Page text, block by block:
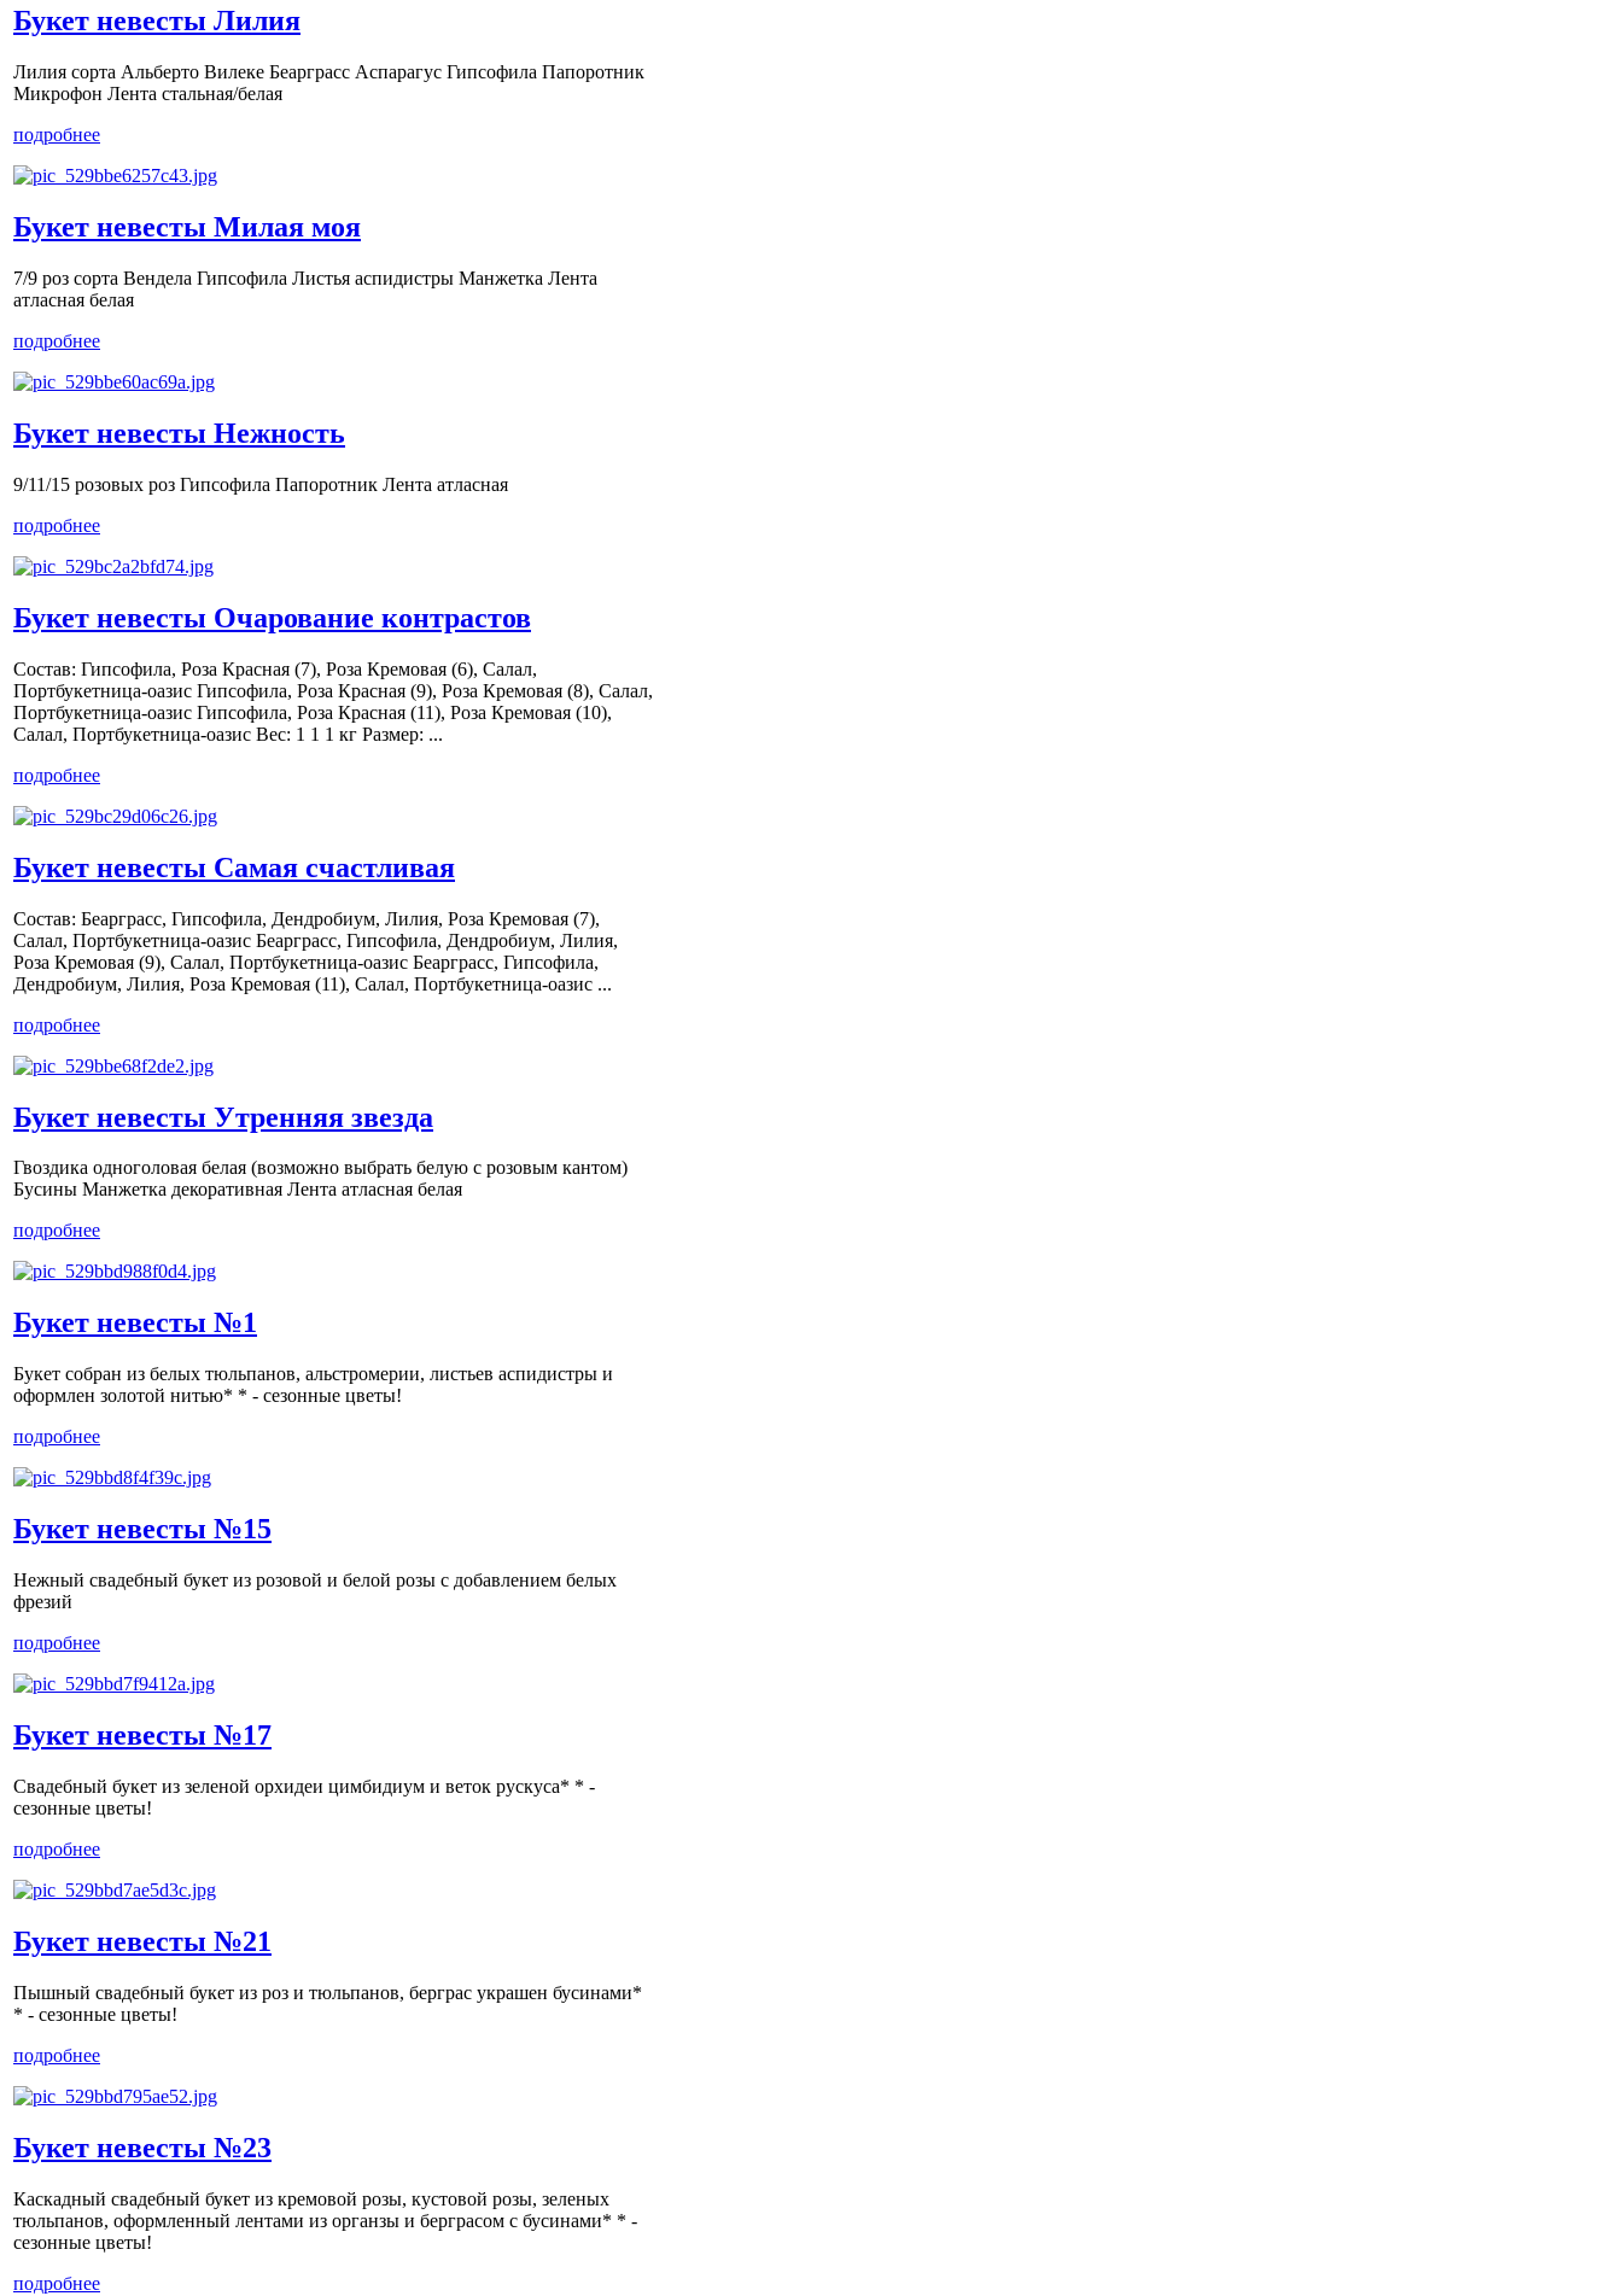
Букет невесты Лилия
Лилия сорта Альберто Вилеке Беарграсс Аспарагус Гипсофила Папоротник
Микрофон Лента стальная/белая
подробнее
Букет невесты Милая моя
7/9 роз сорта Вендела Гипсофила Листья аспидистры Манжетка Лента
атласная белая
подробнее
Букет невесты Нежность
9/11/15 розовых роз Гипсофила Папоротник Лента атласная
подробнее
Букет невесты Очарование контрастов
Состав: Гипсофила, Роза Красная (7), Роза Кремовая (6), Салал,
Портбукетница-оазис Гипсофила, Роза Красная (9), Роза Кремовая (8), Салал,
Портбукетница-оазис Гипсофила, Роза Красная (11), Роза Кремовая (10),
Салал, Портбукетница-оазис Вес: 1 1 1 кг Размер: ...
подробнее
Букет невесты Самая счастливая
Состав: Беaрграсc, Гипсофила, Дендробиум, Лилия, Роза Кремовая (7),
Салал, Портбукетница-оазис Беaрграсc, Гипсофила, Дендробиум, Лилия,
Роза Кремовая (9), Салал, Портбукетница-оазис Беaрграсc, Гипсофила,
Дендробиум, Лилия, Роза Кремовая (11), Салал, Портбукетница-оазис ...
подробнее
Букет невесты Утренняя звезда
Гвоздика одноголовая белая (возможно выбрать белую с розовым кантом)
Бусины Манжетка декоративная Лента атласная белая
подробнее
Букет невесты №1
Букет собран из белых тюльпанов, альстромерии, листьев аспидистры и
оформлен золотой нитью* * - сезонные цветы!
подробнее
Букет невесты №15
Нежный свадебный букет из розовой и белой розы c добавлением белых
фрезий
подробнее
Букет невесты №17
Свадебный букет из зеленой орхидеи цимбидиум и веток рускуса* * -
сезонные цветы!
подробнее
Букет невесты №21
Пышный свадебный букет из роз и тюльпанов, берграс украшен бусинами*
* - сезонные цветы!
подробнее
Букет невесты №23
Каскадный свадебный букет из кремовой розы, кустовой розы, зеленых
тюльпанов, оформленный лентами из органзы и берграсом с бусинами* * -
сезонные цветы!
подробнее